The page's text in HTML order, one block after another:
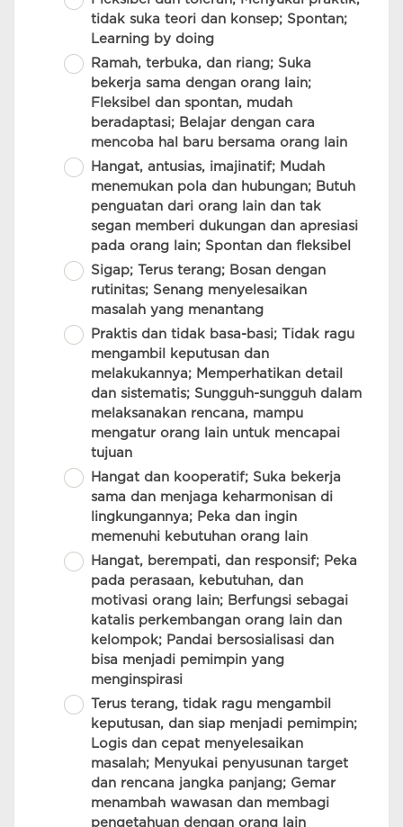
tidak suka teori dan konsep; Spontan;
Learning by doing
Ramah, terbuka, dan riang; Suka
bekerja sama dengan orang lain;
Fleksibel dan spontan, mudah
beradaptasi; Belajar dengan cara
mencoba hal baru bersama orang lain
Hangat, antusias, imajinatif; Mudah
menemukan pola dan hubungan; Butuh
penguatan dari orang lain dan tak
segan memberi dukungan dan apresiasi
pada orang lain; Spontan dan fleksibel
Sigap; Terus terang; Bosan dengan
rutinitas; Senang menyelesaikan
masalah yang menantang
Praktis dan tidak basa-basi; Tidak ragu
mengambil keputusan dan
melakukannya; Memperhatikan detail
dan sistematis; Sungguh-sungguh dalam
melaksanakan rencana, mampu
mengatur orang lain untuk mencapai
tujuan
Hangat dan kooperatif; Suka bekerja
sama dan menjaga keharmonisan di
lingkungannya; Peka dan ingin
memenuhi kebutuhan orang lain
Hangat, berempati, dan responsif; Peka
pada perasaan, kebutuhan, dan
motivasi orang lain; Berfungsi sebagai
katalis perkembangan orang lain dan
kelompok; Pandai bersosialisasi dan
bisa menjadi pemimpin yang
menginspirasi
Terus terang, tidak ragu mengambil
keputusan, dan siap menjadi pemimpin;
Logis dan cepat menyelesaikan
masalah; Menyukai penyusunan target
dan rencana jangka panjang; Gemar
menambah wawasan dan membagi
pengetahuan dengan orang lain